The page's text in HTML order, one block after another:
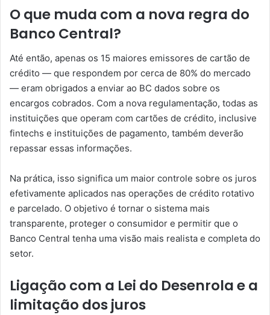
O que muda com a nova regra do
Banco Central?
Até então, apenas os 15 maiores emissores de cartão de
crédito — que respondem por cerca de 80% do mercado
— eram obrigados a enviar ao BC dados sobre os
encargos cobrados. Com a nova regulamentação, todas as
instituições que operam com cartões de crédito, inclusive
fintechs e instituições de pagamento, também deverão
repassar essas informações.
Na prática, isso significa um maior controle sobre os juros
efetivamente aplicados nas operações de crédito rotativo
e parcelado. O objetivo é tornar o sistema mais
transparente, proteger o consumidor e permitir que o
Banco Central tenha uma visão mais realista e completa do
setor.
Ligação com a Lei do Desenrola e a
limitação dos juros